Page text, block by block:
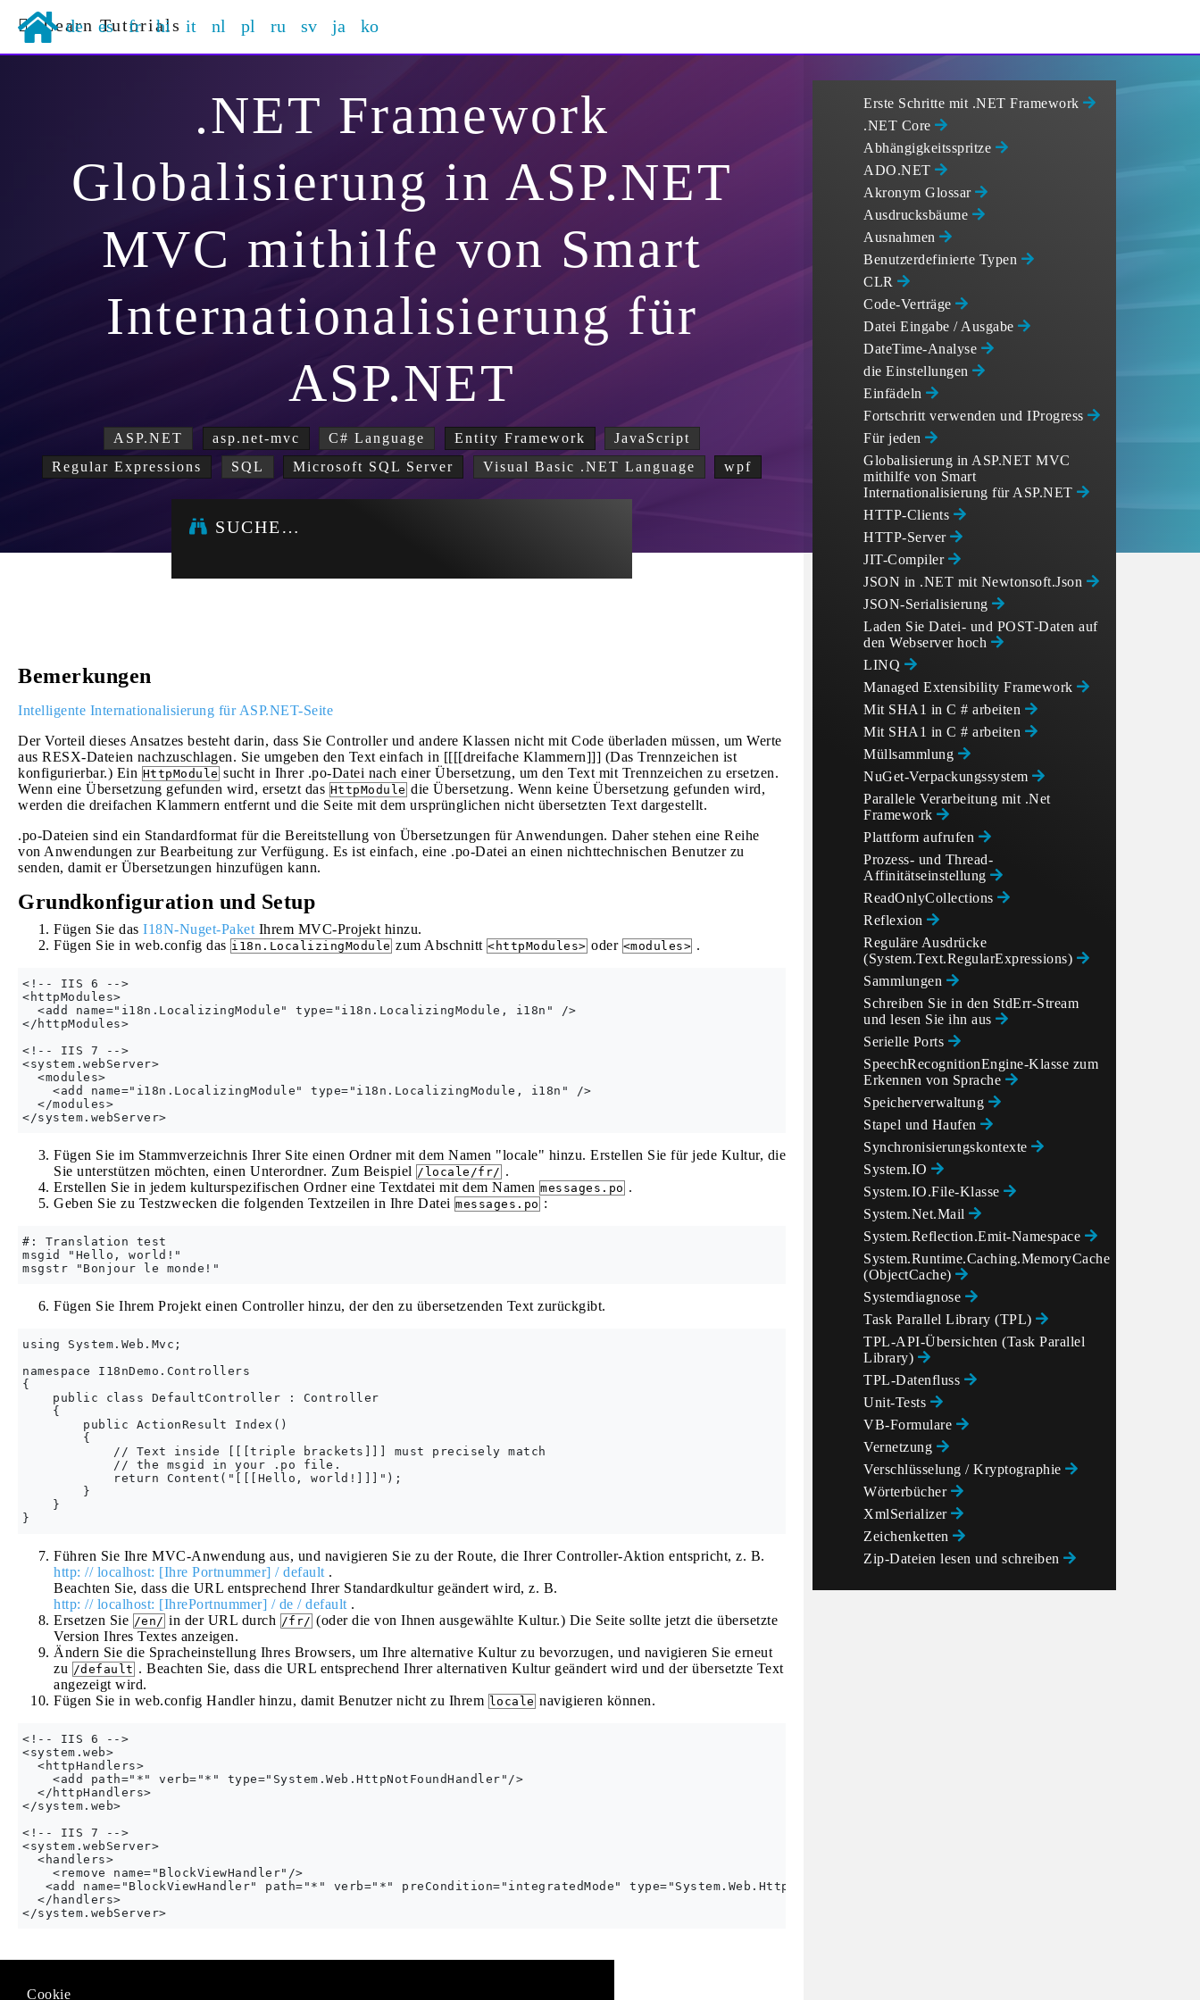
Learn Tutorials
de es fr hi it nl pl ru sv ja ko
.NET Framework
Globalisierung in ASP.NET
MVC mithilfe von Smart
Internationalisierung für
ASP.NET
ASP.NET asp.net-mvc C# Language Entity Framework
JavaScript
Regular Expressions
SQL Microsoft SQL Server Visual Basic .NET Language wpf
SUCHE…
Bemerkungen
Intelligente Internationalisierung für ASP.NET-Seite
Der Vorteil dieses Ansatzes besteht darin, dass Sie Controller und andere Klassen nicht mit Code überladen müssen, um Werte
aus RESX-Dateien nachzuschlagen. Sie umgeben den Text einfach in [[[[dreifache Klammern]]] (Das Trennzeichen ist
konfigurierbar.) Ein HttpModule sucht in Ihrer .po-Datei nach einer Übersetzung, um den Text mit Trennzeichen zu ersetzen.
Wenn eine Übersetzung gefunden wird, ersetzt das HttpModule die Übersetzung. Wenn keine Übersetzung gefunden wird,
werden die dreifachen Klammern entfernt und die Seite mit dem ursprünglichen nicht übersetzten Text dargestellt.
.po-Dateien sind ein Standardformat für die Bereitstellung von Übersetzungen für Anwendungen. Daher stehen eine Reihe
von Anwendungen zur Bearbeitung zur Verfügung. Es ist einfach, eine .po-Datei an einen nichttechnischen Benutzer zu
senden, damit er Übersetzungen hinzufügen kann.
Grundkonfiguration und Setup
Fügen Sie das I18N-Nuget-Paket Ihrem MVC-Projekt hinzu.
Fügen Sie in web.config das i18n.LocalizingModule zum Abschnitt <httpModules> oder <modules> .
<!-- IIS 6 -->
<httpModules>
  <add name="i18n.LocalizingModule" type="i18n.LocalizingModule, i18n" />
</httpModules>
<!-- IIS 7 -->
<system.webServer>
  <modules>
    <add name="i18n.LocalizingModule" type="i18n.LocalizingModule, i18n" />
  </modules>
Fügen Sie im Stammverzeichnis Ihrer Site einen Ordner mit dem Namen "locale" hinzu. Erstellen Sie für jede Kultur, die
Sie unterstützen möchten, einen Unterordner. Zum Beispiel /locale/fr/ .
Erstellen Sie in jedem kulturspezifischen Ordner eine Textdatei mit dem Namen messages.po .
Geben Sie zu Testzwecken die folgenden Textzeilen in Ihre Datei messages.po :
#: Translation test
msgid "Hello, world!"
Fügen Sie Ihrem Projekt einen Controller hinzu, der den zu übersetzenden Text zurückgibt.
using System.Web.Mvc;
namespace I18nDemo.Controllers
{
    public class DefaultController : Controller
    {
        public ActionResult Index()
        {
            // Text inside [[[triple brackets]]] must precisely match
            // the msgid in your .po file.
            return Content("[[[Hello, world!]]]");
        }
    }
Führen Sie Ihre MVC-Anwendung aus, und navigieren Sie zu der Route, die Ihrer Controller-Aktion entspricht, z. B.
http: // localhost: [Ihre Portnummer] / default .
Beachten Sie, dass die URL entsprechend Ihrer Standardkultur geändert wird, z. B.
http: // localhost: [IhrePortnummer] / de / default .
Ersetzen Sie /en/ in der URL durch /fr/ (oder die von Ihnen ausgewählte Kultur.) Die Seite sollte jetzt die übersetzte
Version Ihres Textes anzeigen.
Ändern Sie die Spracheinstellung Ihres Browsers, um Ihre alternative Kultur zu bevorzugen, und navigieren Sie erneut
zu /default . Beachten Sie, dass die URL entsprechend Ihrer alternativen Kultur geändert wird und der übersetzte Text
angezeigt wird.
Fügen Sie in web.config Handler hinzu, damit Benutzer nicht zu Ihrem locale navigieren können.
<!-- IIS 6 -->
<system.web>
  <httpHandlers>
    <add path="*" verb="*" type="System.Web.HttpNotFoundHandler"/>
  </httpHandlers>
</system.web>
<!-- IIS 7 -->
<system.webServer>
  <handlers>
    <remove name="BlockViewHandler"/>
   <add name="BlockViewHandler" path="*" verb="*" preCondition="integratedMode" type="System.Web.HttpNotFoundHandler"/>
  </handlers>
Erste Schritte mit .NET Framework
.NET Core
Abhängigkeitsspritze
ADO.NET
Akronym Glossar
Ausdrucksbäume
Ausnahmen
Benutzerdefinierte Typen
CLR
Code-Verträge
Datei Eingabe / Ausgabe
DateTime-Analyse
die Einstellungen
Einfädeln
Fortschritt verwenden und IProgress
Für jeden
Globalisierung in ASP.NET MVC
mithilfe von Smart
Internationalisierung für ASP.NET
HTTP-Clients
HTTP-Server
JIT-Compiler
JSON in .NET mit Newtonsoft.Json
JSON-Serialisierung
Laden Sie Datei- und POST-Daten auf
den Webserver hoch
LINQ
Managed Extensibility Framework
Mit SHA1 in C # arbeiten
Mit SHA1 in C # arbeiten
Müllsammlung
NuGet-Verpackungssystem
Parallele Verarbeitung mit .Net
Framework
Plattform aufrufen
Prozess- und Thread-
Affinitätseinstellung
ReadOnlyCollections
Reflexion
Reguläre Ausdrücke
(System.Text.RegularExpressions)
Sammlungen
Schreiben Sie in den StdErr-Stream
und lesen Sie ihn aus
Serielle Ports
SpeechRecognitionEngine-Klasse zum
Erkennen von Sprache
Speicherverwaltung
Stapel und Haufen
Synchronisierungskontexte
System.IO
System.IO.File-Klasse
System.Net.Mail
System.Reflection.Emit-Namespace
System.Runtime.Caching.MemoryCache
(ObjectCache)
Systemdiagnose
Task Parallel Library (TPL)
TPL-API-Übersichten (Task Parallel
Library)
TPL-Datenfluss
Unit-Tests
VB-Formulare
Vernetzung
Verschlüsselung / Kryptographie
Wörterbücher
XmlSerializer
Zeichenketten
Zip-Dateien lesen und schreiben
Cookie